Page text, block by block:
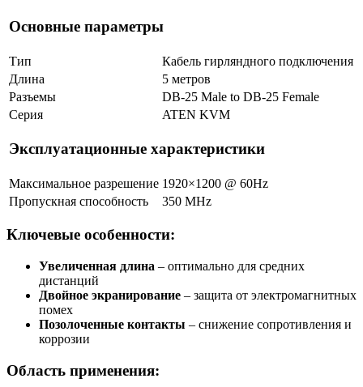
Основные параметры
Тип
Кабель гирляндного подключения
Длина
5 метров
Разъемы
DB-25 Male to DB-25 Female
Серия
ATEN KVM
Эксплуатационные характеристики
Максимальное разрешение 1920×1200 @ 60Hz
Пропускная способность
350 MHz
Ключевые особенности:
Увеличенная длина – оптимально для средних
дистанций
Двойное экранирование – защита от электромагнитных
помех
Позолоченные контакты – снижение сопротивления и
коррозии
Область применения: